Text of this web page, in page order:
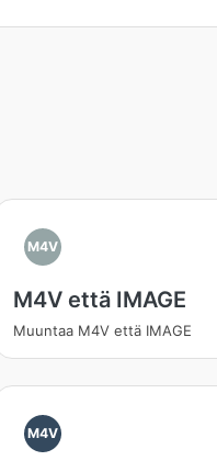
M4V
M4V että IMAGE
Muuntaa M4V että IMAGE
M4V